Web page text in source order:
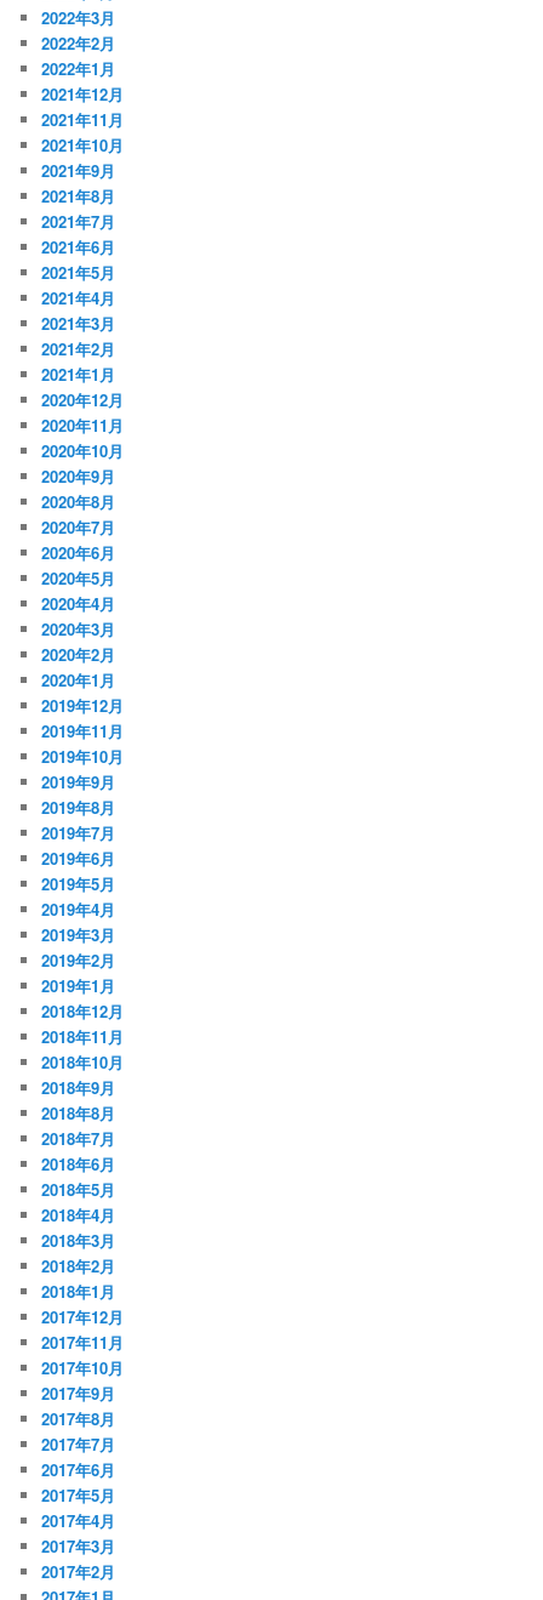
2022年3月
2022年2月
2022年1月
2021年12月
2021年11月
2021年10月
2021年9月
2021年8月
2021年7月
2021年6月
2021年5月
2021年4月
2021年3月
2021年2月
2021年1月
2020年12月
2020年11月
2020年10月
2020年9月
2020年8月
2020年7月
2020年6月
2020年5月
2020年4月
2020年3月
2020年2月
2020年1月
2019年12月
2019年11月
2019年10月
2019年9月
2019年8月
2019年7月
2019年6月
2019年5月
2019年4月
2019年3月
2019年2月
2019年1月
2018年12月
2018年11月
2018年10月
2018年9月
2018年8月
2018年7月
2018年6月
2018年5月
2018年4月
2018年3月
2018年2月
2018年1月
2017年12月
2017年11月
2017年10月
2017年9月
2017年8月
2017年7月
2017年6月
2017年5月
2017年4月
2017年3月
2017年2月